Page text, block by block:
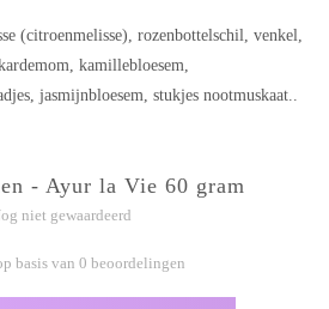
(citroenmelisse), rozenbottelschil, venkel,
kamillebloesem,
jasmijnbloesem, stukjes nootmuskaat..
- Ayur la Vie 60 gram
niet gewaardeerd
basis van 0 beoordelingen